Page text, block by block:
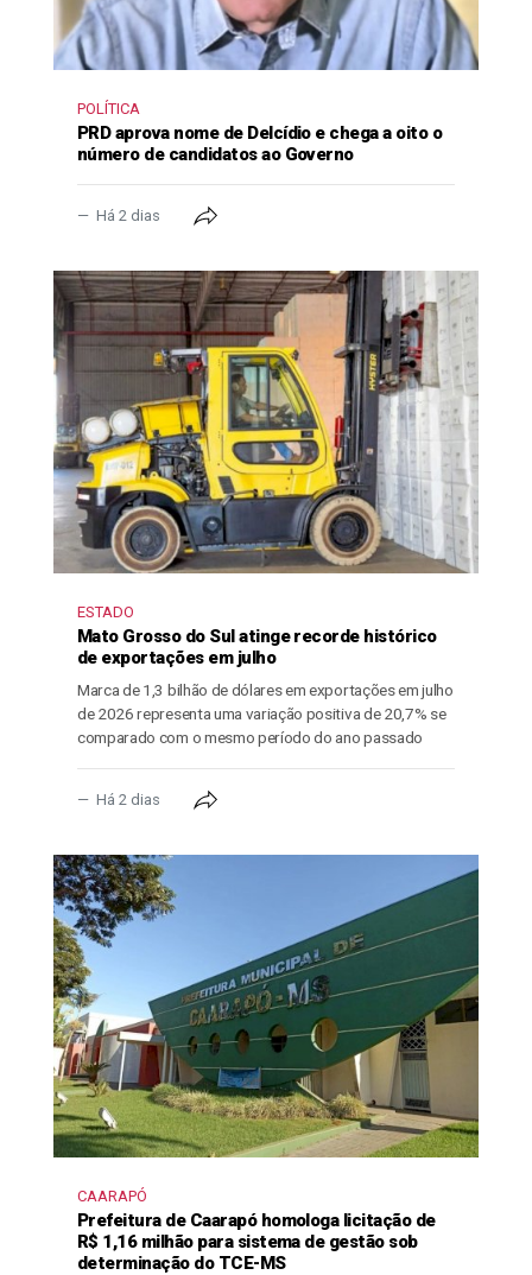
POLÍTICA
PRD aprova nome de Delcídio e chega a oito o
número de candidatos ao Governo
Há 2 dias
ESTADO
Mato Grosso do Sul atinge recorde histórico
de exportações em julho
Marca de 1,3 bilhão de dólares em exportações em julho
de 2026 representa uma variação positiva de 20,7% se
comparado com o mesmo período do ano passado
Há 2 dias
CAARAPÓ
Prefeitura de Caarapó homologa licitação de
R$ 1,16 milhão para sistema de gestão sob
determinação do TCE-MS